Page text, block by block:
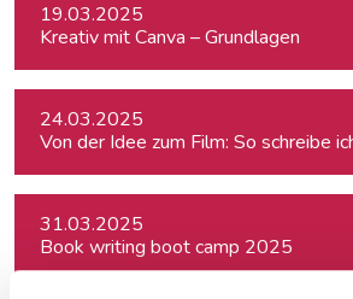
19.03.2025
Kreativ mit Canva – Grundlagen
24.03.2025
Von der Idee zum Film: So schreibe
31.03.2025
Book writing boot camp 2025